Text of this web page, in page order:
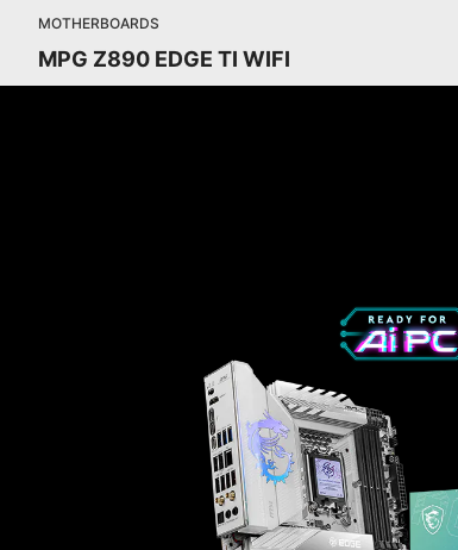
MOTHERBOARDS
MPG Z890 EDGE TI WIFI